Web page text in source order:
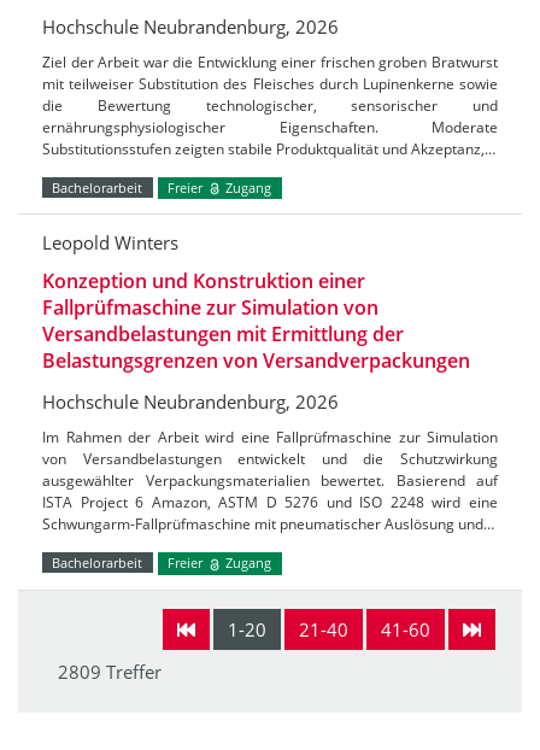
Hochschule Neubrandenburg, 2026
Ziel der Arbeit war die Entwicklung einer frischen groben Bratwurst
mit teilweiser Substitution des Fleisches durch Lupinenkerne sowie
die Bewertung technologischer, sensorischer und
ernährungsphysiologischer Eigenschaften. Moderate
Substitutionsstufen zeigten stabile Produktqualität und Akzeptanz,…
Bachelorarbeit Freier Zugang
Leopold Winters
Konzeption und Konstruktion einer
Fallprüfmaschine zur Simulation von
Versandbelastungen mit Ermittlung der
Belastungsgrenzen von Versandverpackungen
Hochschule Neubrandenburg, 2026
Im Rahmen der Arbeit wird eine Fallprüfmaschine zur Simulation
von Versandbelastungen entwickelt und die Schutzwirkung
ausgewählter Verpackungsmaterialien bewertet. Basierend auf
ISTA Project 6 Amazon, ASTM D 5276 und ISO 2248 wird eine
Schwungarm-Fallprüfmaschine mit pneumatischer Auslösung und…
Bachelorarbeit Freier Zugang
1-20 21-40
41-60
2809 Treffer